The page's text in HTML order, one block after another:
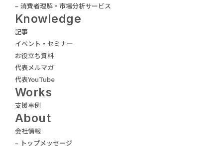
– 消費者理解・市場分析サービス
Knowledge
記事
イベント・セミナー
お役立ち資料
代表メルマガ
代表YouTube
Works
支援事例
About
会社情報
– トップメッセージ